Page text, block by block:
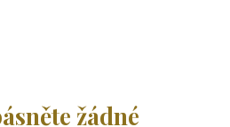
žádné